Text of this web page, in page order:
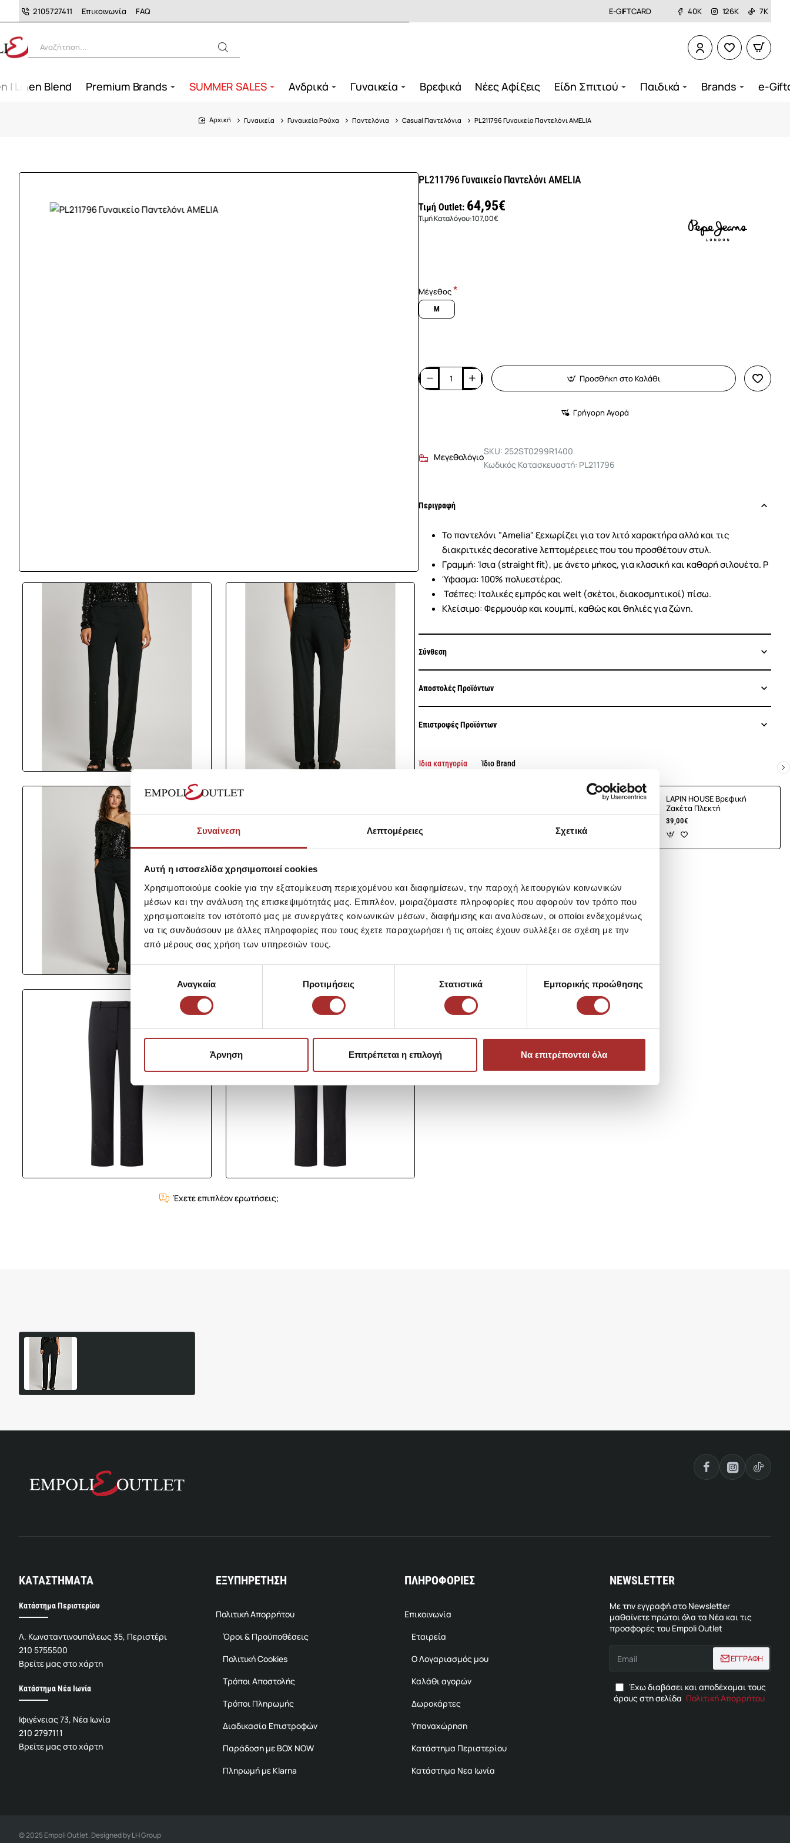
Συναίνεση Λεπτομέρειες Σχετικά
Αυτή η ιστοσελίδα χρησιμοποιεί cookies
Χρησιμοποιούμε cookie για την εξατομίκευση περιεχομένου και διαφημίσεων, την παροχή λειτουργιών κοινωνικών
μέσων και την ανάλυση της επισκεψιμότητάς μας. Επιπλέον, μοιραζόμαστε πληροφορίες που αφορούν τον τρόπο που
χρησιμοποιείτε τον ιστότοπό μας με συνεργάτες κοινωνικών μέσων, διαφήμισης και αναλύσεων, οι οποίοι ενδεχομένως
να τις συνδυάσουν με άλλες πληροφορίες που τους έχετε παραχωρήσει ή τις οποίες έχουν συλλέξει σε σχέση με την
από μέρους σας χρήση των υπηρεσιών τους.
συγκατάθεσηςΑναγκαία Προτιμήσεις Στατιστικά Εμπορικής προώθησης
Άρνηση Επιτρέπεται η επιλογή Να επιτρέπονται όλα
2105727411 Επικοινωνία FAQ E-GIFTCARD 40K 126K 7K
Αναζήτηση...
| Linen Blend Premium Brands SUMMER SALES Ανδρικά Γυναικεία Βρεφικά Νέες Αφίξεις Είδη Σπιτιού Παιδικά Brands e-
home
Γυναικεία Γυναικεία Ρούχα Παντελόνια Casual Παντελόνια PL211796 Γυναικείο Παντελόνι AMELIA
Έχετε επιπλέον ερωτήσεις;
PL211796 Γυναικείο Παντελόνι AMELIA
Τιμή Outlet: 64,95€
Τιμή Καταλόγου:107,00€
Μέγεθος
M
Προσθήκη στο Καλάθι
Γρήγορη Αγορά
Μεγεθολόγιο
SKU: 252ST0299R1400
Κωδικός Κατασκευαστή: PL211796
Περιγραφή
Το παντελόνι "Amelia" ξεχωρίζει για τον λιτό χαρακτήρα αλλά και τις
διακριτικές decorative λεπτομέρειες που του προσθέτουν στυλ.
Γραμμή: Ίσια (straight fit), με άνετο μήκος, για κλασική και καθαρή σιλουέτα. P
Ύφασμα: 100% πολυεστέρας.
Τσέπες: Ιταλικές εμπρός και welt (σκέτοι, διακοσμητικοί) πίσω.
Κλείσιμο: Φερμουάρ και κουμπί, καθώς και θηλιές για ζώνη.
Σύνθεση
Αποστολές Προϊόντων
Επιστροφές Προϊόντων
Ίδια κατηγορία Ίδιο Brand
LAPIN HOUSE Βρεφική
Ζακέτα Πλεκτή
39,00€
ΚΑΤΑΣΤΗΜΑΤΑ
Κατάστημα Περιστερίου
Λ. Κωνσταντινουπόλεως 35, Περιστέρι
210 5755500
Βρείτε μας στο χάρτη
Κατάστημα Νέα Ιωνία
Ιφιγένειας 73, Νέα Ιωνία
210 2797111
Βρείτε μας στο χάρτη
ΕΞΥΠΗΡΕΤΗΣΗ
Πολιτική Απορρήτου
Όροι & Προϋποθέσεις
Πολιτική Cookies
Τρόποι Αποστολής
Τρόποι Πληρωμής
Διαδικασία Επιστροφών
Παράδοση με BOX NOW
Πληρωμή με Klarna
ΠΛΗΡΟΦΟΡΙΕΣ
Επικοινωνία
Εταιρεία
Ο Λογαριασμός μου
Καλάθι αγορών
Δωροκάρτες
Υπαναχώρηση
Κατάστημα Περιστερίου
Κατάστημα Νεα Ιωνία
NEWSLETTER
Με την εγγραφή στο Newsletter
μαθαίνετε πρώτοι όλα τα Νέα και τις
προσφορές του Empoli Outlet
Email
ΕΓΓΡΑΦΗ
Έχω διαβάσει και αποδέχομαι τους
όρους στη σελίδα Πολιτική Απορρήτου
© 2025 Empoli Outlet. Designed by LH Group